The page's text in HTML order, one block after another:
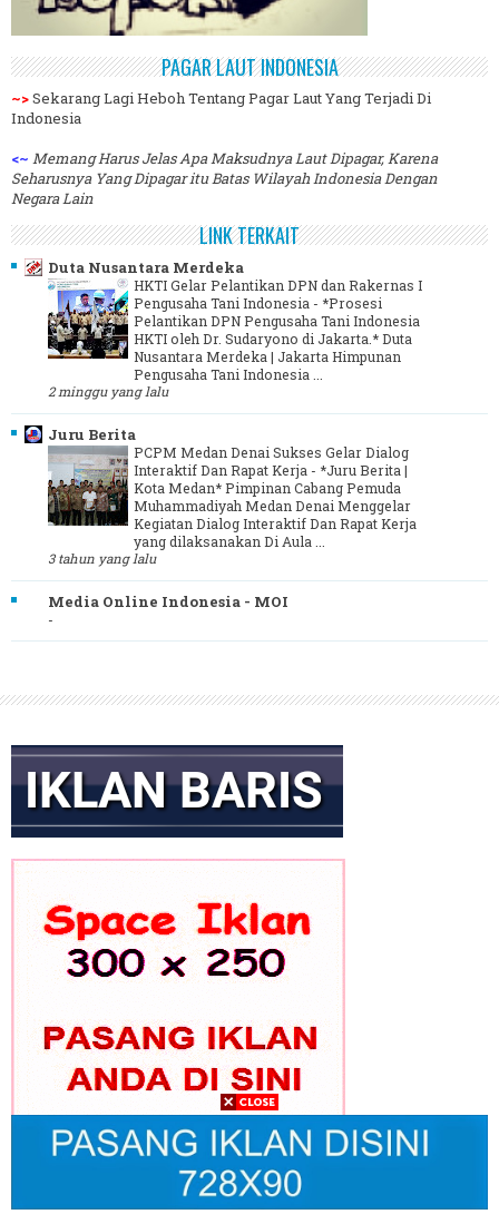
PAGAR LAUT INDONESIA
~>Sekarang Lagi Heboh Tentang Pagar Laut Yang Terjadi Di
Indonesia
<~ Memang Harus Jelas Apa Maksudnya Laut Dipagar, Karena
Seharusnya Yang Dipagar itu Batas Wilayah Indonesia Dengan
Negara Lain
LINK TERKAIT
Duta Nusantara Merdeka
HKTI Gelar Pelantikan DPN dan Rakernas I
Pengusaha Tani Indonesia - *Prosesi
Pelantikan DPN Pengusaha Tani Indonesia
HKTI oleh Dr. Sudaryono di Jakarta.* Duta
Nusantara Merdeka | Jakarta Himpunan
Pengusaha Tani Indonesia ...
2 minggu yang lalu
Juru Berita
PCPM Medan Denai Sukses Gelar Dialog
Interaktif Dan Rapat Kerja - *Juru Berita |
Kota Medan* Pimpinan Cabang Pemuda
Muhammadiyah Medan Denai Menggelar
Kegiatan Dialog Interaktif Dan Rapat Kerja
yang dilaksanakan Di Aula ...
3 tahun yang lalu
Media Online Indonesia - MOI
-
GEKIRA Gelar Rakernas Bahas Transformasi Ekonomi Nasional